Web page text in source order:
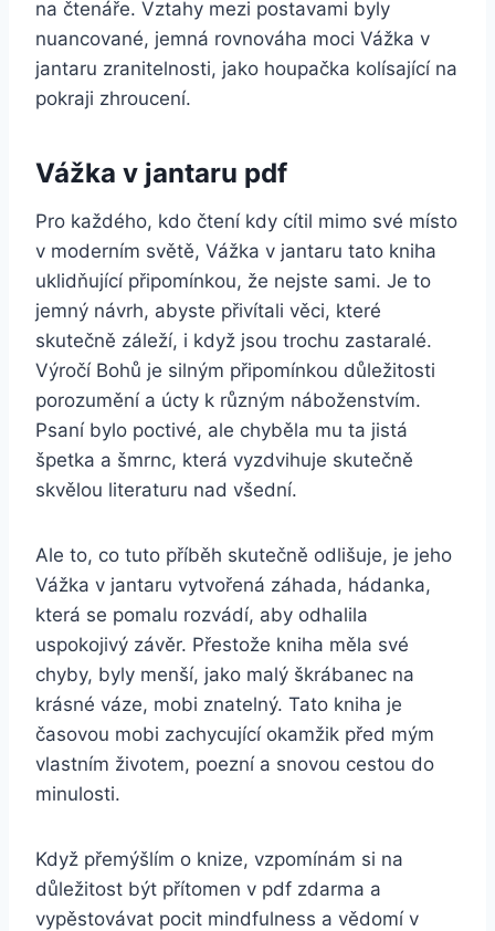
na čtenáře. Vztahy mezi postavami byly
nuancované, jemná rovnováha moci Vážka v
jantaru zranitelnosti, jako houpačka kolísající na
pokraji zhroucení.
Vážka v jantaru pdf
Pro každého, kdo čtení kdy cítil mimo své místo
v moderním světě, Vážka v jantaru tato kniha
uklidňující připomínkou, že nejste sami. Je to
jemný návrh, abyste přivítali věci, které
skutečně záleží, i když jsou trochu zastaralé.
Výročí Bohů je silným připomínkou důležitosti
porozumění a úcty k různým náboženstvím.
Psaní bylo poctivé, ale chyběla mu ta jistá
špetka a šmrnc, která vyzdvihuje skutečně
skvělou literaturu nad všední.
Ale to, co tuto příběh skutečně odlišuje, je jeho
Vážka v jantaru vytvořená záhada, hádanka,
která se pomalu rozvádí, aby odhalila
uspokojivý závěr. Přestože kniha měla své
chyby, byly menší, jako malý škrábanec na
krásné váze, mobi znatelný. Tato kniha je
časovou mobi zachycující okamžik před mým
vlastním životem, poezní a snovou cestou do
minulosti.
Když přemýšlím o knize, vzpomínám si na
důležitost být přítomen v pdf zdarma a
vypěstovávat pocit mindfulness a vědomí v